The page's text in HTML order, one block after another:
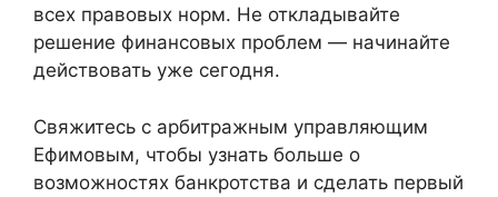
всех правовых норм. Не откладывайте
решение финансовых проблем — начинайте
действовать уже сегодня.
Свяжитесь с арбитражным управляющим
Ефимовым, чтобы узнать больше о
возможностях банкротства и сделать первый